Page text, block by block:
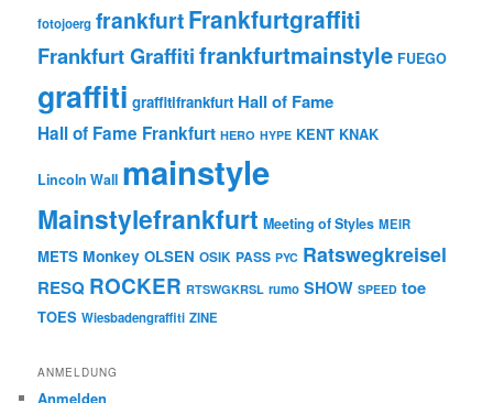
fotojoerg frankfurtFrankfurtgraffiti
Frankfurt Graffitifrankfurtmainstyle FUEGO
graffiti graffitifrankfurt Hall of Fame
Hall of Fame Frankfurt HERO HYPE KENT KNAK
Lincoln Wall mainstyle
Mainstylefrankfurt Meeting of Styles MEIR
METS Monkey OLSEN OSIK PASS PYC Ratswegkreisel
RESQ ROCKER RTSWGKRSL rumo SHOW SPEED toe
TOES Wiesbadengraffiti ZINE
ANMELDUNG
Anmelden